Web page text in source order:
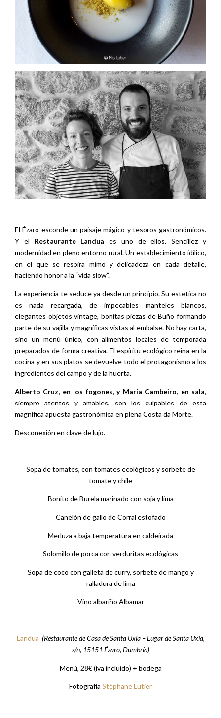
El Ézaro esconde un paisaje mágico y tesoros gastronómicos.
Y el Restaurante Landua es uno de ellos. Sencillez y
modernidad en pleno entorno rural. Un establecimiento idílico,
en el que se respira mimo y delicadeza en cada detalle,
haciendo honor a la “vida slow”.
La experiencia te seduce ya desde un principio. Su estética no
es nada recargada, de impecables manteles blancos,
elegantes objetos vintage, bonitas piezas de Buño formando
parte de su vajilla y magníficas vistas al embalse. No hay carta,
sino un menú único, con alimentos locales de temporada
preparados de forma creativa. El espíritu ecológico reina en la
cocina y en sus platos se devuelve todo el protagonismo a los
ingredientes del campo y de la huerta.
Alberto Cruz, en los fogones, y María Cambeiro, en sala,
siempre atentos y amables, son los culpables de esta
magnífica apuesta gastronómica en plena Costa da Morte.
Desconexión en clave de lujo.
Sopa de tomates, con tomates ecológicos y sorbete de
tomate y chile
Bonito de Burela marinado con soja y lima
Canelón de gallo de Corral estofado
Merluza a baja temperatura en caldeirada
Solomillo de porca con verduritas ecológicas
Sopa de coco con galleta de curry, sorbete de mango y
ralladura de lima
Vino albariño Albamar
Landua (Restaurante de Casa de Santa Uxía – Lugar de Santa Uxía,
s/n, 15151 Ézaro, Dumbría)
Menú, 28€ (iva incluido) + bodega
Fotografía Stéphane Lutier